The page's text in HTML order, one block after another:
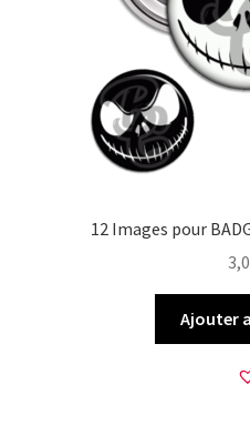
12 Images pour
Ajouter